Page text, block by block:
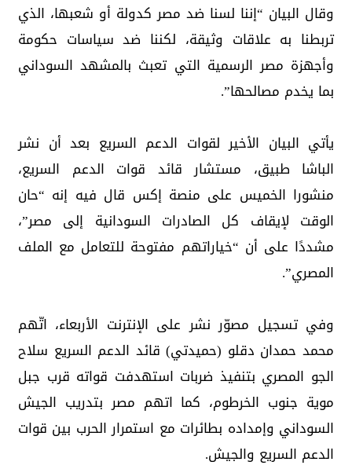
وقال البيان “إننا لسنا ضد مصر كدولة أو شعبها، الذي
تربطنا به علاقات وثيقة، لكننا ضد سياسات حكومة
وأجهزة مصر الرسمية التي تعبث بالمشهد السوداني
بما يخدم مصالحها”.
يأتي البيان الأخير لقوات الدعم السريع بعد أن نشر
الباشا طبيق، مستشار قائد قوات الدعم السريع،
منشورا الخميس على منصة إكس قال فيه إنه “حان
الوقت لإيقاف كل الصادرات السودانية إلى مصر”،
مشددًا على أن “خياراتهم مفتوحة للتعامل مع الملف
المصري”.
وفي تسجيل مصوّر نشر على الإنترنت الأربعاء، اتّهم
محمد حمدان دقلو (حميدتي) قائد الدعم السريع سلاح
الجو المصري بتنفيذ ضربات استهدفت قواته قرب جبل
موية جنوب الخرطوم، كما اتهم مصر بتدريب الجيش
السوداني وإمداده بطائرات مع استمرار الحرب بين قوات
الدعم السريع والجيش.